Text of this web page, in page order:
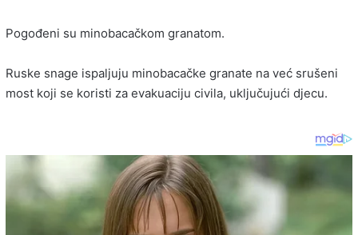
Pogođeni su minobacačkom granatom.
Ruske snage ispaljuju minobacačke granate na već srušeni
most koji se koristi za evakuaciju civila, uključujući djecu.